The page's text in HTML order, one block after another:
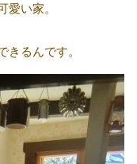
愛い家。
きるんです。